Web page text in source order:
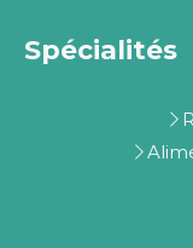
Spécialités